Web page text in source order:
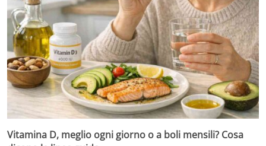
Vitamina D, meglio ogni giorno o a boli mensili? Cosa